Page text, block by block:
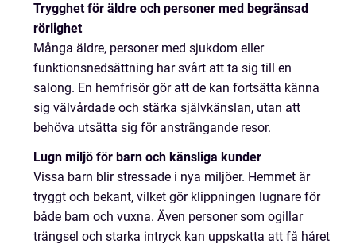
Trygghet för äldre och personer med begränsad
rörlighet
Många äldre, personer med sjukdom eller
funktionsnedsättning har svårt att ta sig till en
salong. En hemfrisör gör att de kan fortsätta känna
sig välvårdade och stärka självkänslan, utan att
behöva utsätta sig för ansträngande resor.
Lugn miljö för barn och känsliga kunder
Vissa barn blir stressade i nya miljöer. Hemmet är
tryggt och bekant, vilket gör klippningen lugnare för
både barn och vuxna. Även personer som ogillar
trängsel och starka intryck kan uppskatta att få håret